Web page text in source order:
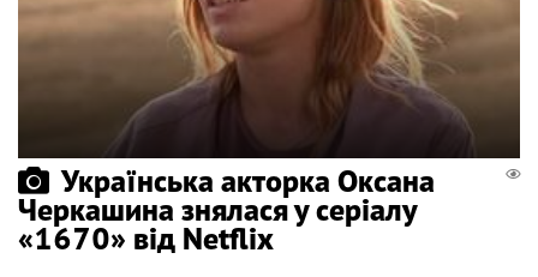
Українська акторка Оксана
Черкашина знялася у серіалу
«1670» від Netflix